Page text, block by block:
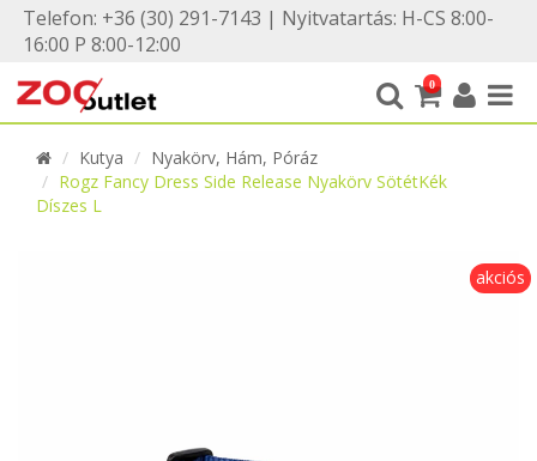
Telefon: +36 (30) 291-7143 | Nyitvatartás: H-CS 8:00-
16:00 P 8:00-12:00
0
Kutya
Nyakörv, Hám, Póráz
Rogz Fancy Dress Side Release Nyakörv SötétKék
Díszes L
akciós